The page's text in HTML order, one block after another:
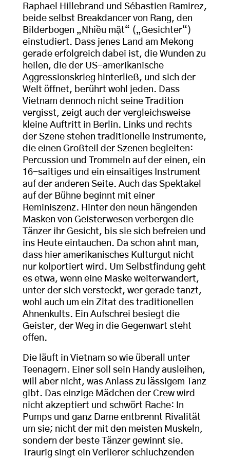
Raphael Hillebrand und Sébastien Ramirez,
beide selbst Breakdancer von Rang, den
Bilderbogen „Nhiều mặt“ („Gesichter“)
einstudiert. Dass jenes Land am Mekong
gerade erfolgreich dabei ist, die Wunden zu
heilen, die der US-amerikanische
Aggressionskrieg hinterließ, und sich der
Welt öffnet, berührt wohl jeden. Dass
Vietnam dennoch nicht seine Tradition
vergisst, zeigt auch der vergleichsweise
kleine Auftritt in Berlin. Links und rechts
der Szene stehen traditionelle Instrumente,
die einen Großteil der Szenen begleiten:
Percussion und Trommeln auf der einen, ein
16-saitiges und ein einsaitiges Instrument
auf der anderen Seite. Auch das Spektakel
auf der Bühne beginnt mit einer
Reminiszenz. Hinter den neun hängenden
Masken von Geisterwesen verbergen die
Tänzer ihr Gesicht, bis sie sich befreien und
ins Heute eintauchen. Da schon ahnt man,
dass hier amerikanisches Kulturgut nicht
nur kolportiert wird. Um Selbstfindung geht
es etwa, wenn eine Maske weiterwandert,
unter der sich versteckt, wer gerade tanzt,
wohl auch um ein Zitat des traditionellen
Ahnenkults. Ein Aufschrei besiegt die
Geister, der Weg in die Gegenwart steht
offen.
Die läuft in Vietnam so wie überall unter
Teenagern. Einer soll sein Handy ausleihen,
will aber nicht, was Anlass zu lässigem Tanz
gibt. Das einzige Mädchen der Crew wird
nicht akzeptiert und schwört Rache: In
Pumps und ganz Dame entbrennt Rivalität
um sie; nicht der mit den meisten Muskeln,
sondern der beste Tänzer gewinnt sie.
Traurig singt ein Verlierer schluchzenden